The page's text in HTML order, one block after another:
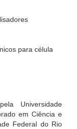
para célula
Universidade
em Ciência e
Federal do Rio